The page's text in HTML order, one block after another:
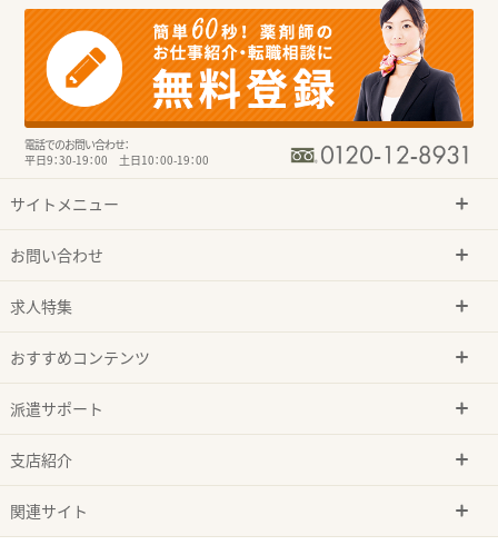
電話でのお問い合わせ：
平日9：30-19：00 土日10：00-19：00
サイトメニュー
お問い合わせ
求人特集
おすすめコンテンツ
派遣サポート
支店紹介
関連サイト